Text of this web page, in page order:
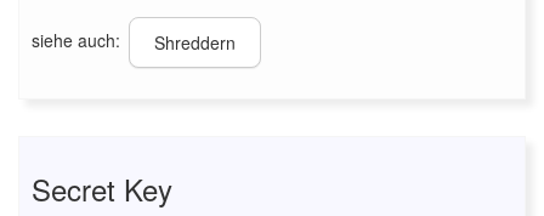
siehe auch: Shreddern
Secret Key